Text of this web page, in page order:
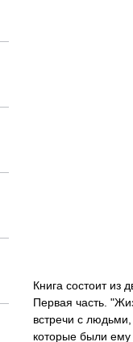
Книга состоит из
Первая часть.
встречи с
которые были ему